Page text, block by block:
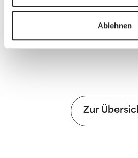
Ablehnen
Informationen
Zur